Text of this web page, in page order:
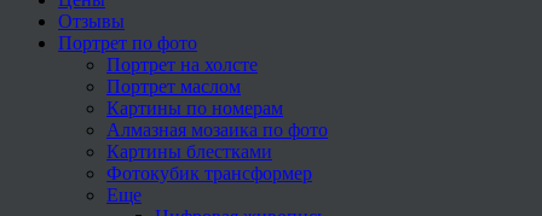
Отзывы
Портрет по фото
Портрет на холсте
Портрет маслом
Картины по номерам
Алмазная мозаика по фото
Картины блестками
Фотокубик трансформер
Еще